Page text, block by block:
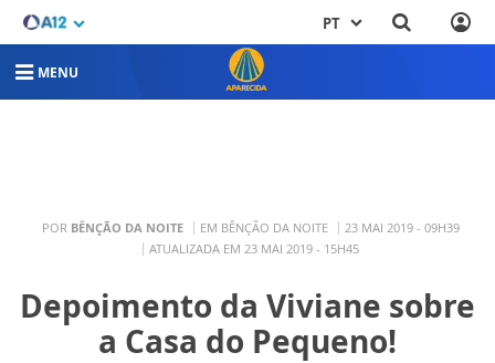
PT
MENU
POR BÊNÇÃO DA NOITE EM BÊNÇÃO DA NOITE
23 MAI 2019 - 09H39
ATUALIZADA EM 23 MAI 2019 - 15H45
Depoimento da Viviane sobre
a Casa do Pequeno!